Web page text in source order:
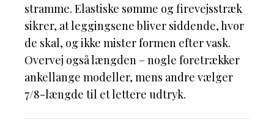
stramme. Elastiske sømme og firevejsstræk
sikrer, at leggingsene bliver siddende, hvor
de skal, og ikke mister formen efter vask.
Overvej også længden – nogle foretrækker
ankellange modeller, mens andre vælger
7/8-længde til et lettere udtryk.